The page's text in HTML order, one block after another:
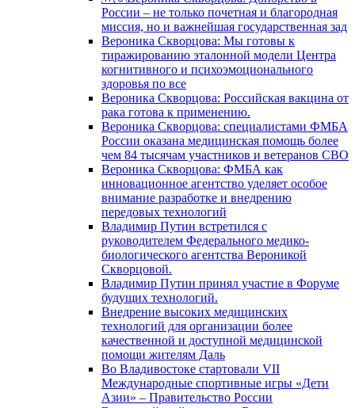
России – не только почетная и благородная
миссия, но и важнейшая государственная зад
Вероника Скворцова: Мы готовы к
тиражированию эталонной модели Центра
когнитивного и психоэмоционального
здоровья по все
Вероника Скворцова: Российская вакцина от
рака готова к применению.
Вероника Скворцова: специалистами ФМБА
России оказана медицинская помощь более
чем 84 тысячам участников и ветеранов СВО
Вероника Скворцова: ФМБА как
инновационное агентство уделяет особое
внимание разработке и внедрению
передовых технологий
Владимир Путин встретился с
руководителем Федерального медико-
биологического агентства Вероникой
Скворцовой.
Владимир Путин принял участие в Форуме
будущих технологий.
Внедрение высоких медицинских
технологий для организации более
качественной и доступной медицинской
помощи жителям Даль
Во Владивостоке стартовали VII
Международные спортивные игры «Дети
Азии» – Правительство России